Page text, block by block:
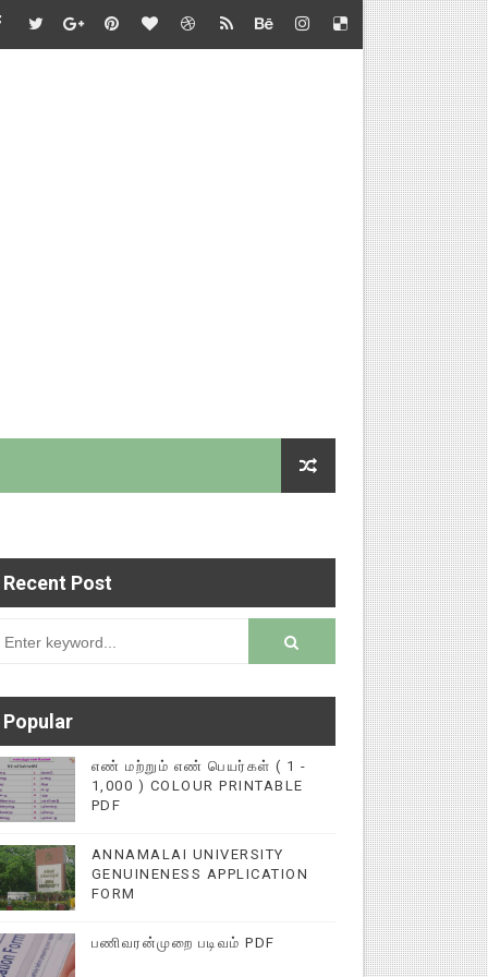
- வழிகாட்டி நெறிமுறைகள் சார்பு - தொடக்கக் கல்வி
சார்பு - பள்ளிக்கல்வி இயக்குநர் செயல்முறைகள்
- அறிவுரை வழங்குதல் சார்பு - தொடக்கக் கல்வி இயக்குநர்
இணையதளத்தில் பதிவு செய்ய
Recent Post
Popular
எண் மற்றும் எண் பெயர்கள் ( 1 -
1,000 ) COLOUR PRINTABLE
PDF
ANNAMALAI UNIVERSITY
GENUINENESS APPLICATION
FORM
பணிவரன்முறை படிவம் PDF